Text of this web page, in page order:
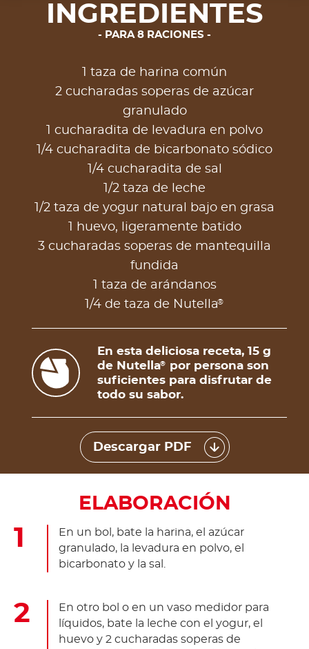
INGREDIENTES
PARA 8 RACIONES
1 taza de harina común
2 cucharadas soperas de azúcar
granulado
1 cucharadita de levadura en polvo
1/4 cucharadita de bicarbonato sódico
1/4 cucharadita de sal
1/2 taza de leche
1/2 taza de yogur natural bajo en grasa
1 huevo, ligeramente batido
3 cucharadas soperas de mantequilla
fundida
1 taza de arándanos
1/4 de taza de Nutella®
En esta deliciosa receta, 15 g
de Nutella®
por persona son
suficientes para disfrutar de
todo su sabor.
Descargar PDF
ELABORACIÓN
En un bol, bate la harina, el azúcar
granulado, la levadura en polvo, el
bicarbonato y la sal.
En otro bol o en un vaso medidor para
líquidos, bate la leche con el yogur, el
huevo y 2 cucharadas soperas de